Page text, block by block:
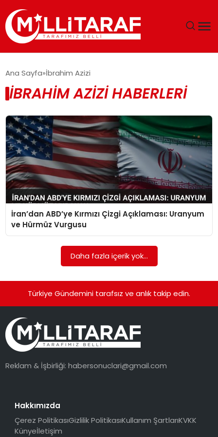
ÖZEL SAYFALAR
TEKNOLOJI
EKONOMI
SPOR
SIYASET
MAGAZIN
Ana Sayfa İbrahim Azizi
İBRAHIM AZIZI HABERLERI
İran’dan ABD’ye Kırmızı Çizgi Açıklaması: Uranyum
ve Hürmüz Vurgusu
Daha fazla içerik yok...
Türkiye Gündemini tarafsız ve anlık takip edin.
Reklam & İşbirliği:habersonuclari@gmail.com
Hakkımızda
Çerez PolitikasıGizlilik PolitikasıKullanım ŞartlarıKVKK
Künyeİletişim